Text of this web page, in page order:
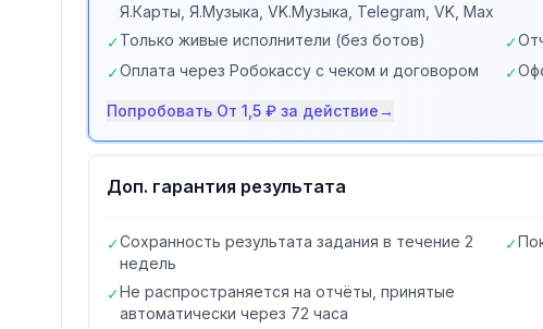
Я.Карты, Я.Музыка, VK.Музыка, Telegram, VK, Max
✓Только живые исполнители (без ботов) ✓
✓Оплата через Робокассу с чеком и договором ✓
Попробовать От 1,5 ₽ за действие→
Доп. гарантия результата
✓Сохранность результата задания в течение 2
недель
✓
✓Не распространяется на отчёты, принятые
автоматически через 72 часа